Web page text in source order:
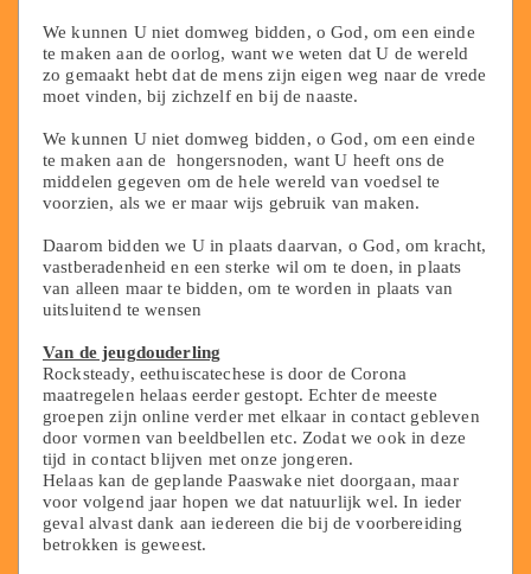
We kunnen U niet domweg bidden, o God, om een einde
te maken aan de oorlog, want we weten dat U de wereld
zo gemaakt hebt dat de mens zijn eigen weg naar de vrede
moet vinden, bij zichzelf en bij de naaste.
We kunnen U niet domweg bidden, o God, om een einde
te maken aan de hongersnoden, want U heeft ons de
middelen gegeven om de hele wereld van voedsel te
voorzien, als we er maar wijs gebruik van maken.
Daarom bidden we U in plaats daarvan, o God, om kracht,
vastberadenheid en een sterke wil om te doen, in plaats
van alleen maar te bidden, om te worden in plaats van
uitsluitend te wensen
Van de jeugdouderling
Rocksteady, eethuiscatechese is door de Corona
maatregelen helaas eerder gestopt. Echter de meeste
groepen zijn online verder met elkaar in contact gebleven
door vormen van beeldbellen etc. Zodat we ook in deze
tijd in contact blijven met onze jongeren.
Helaas kan de geplande Paaswake niet doorgaan, maar
voor volgend jaar hopen we dat natuurlijk wel. In ieder
geval alvast dank aan iedereen die bij de voorbereiding
betrokken is geweest.